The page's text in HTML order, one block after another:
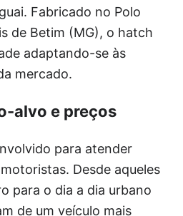
Fabricado no Polo
de Betim (MG), o hatch
adaptando-se às
mercado.
alvo e preços
para atender
Desde aqueles
para o dia a dia urbano
de um veículo mais